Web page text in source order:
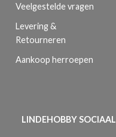
Veelgestelde vragen
Levering &
Retourneren
Aankoop herroepen
LINDEHOBBY SOCIAAL